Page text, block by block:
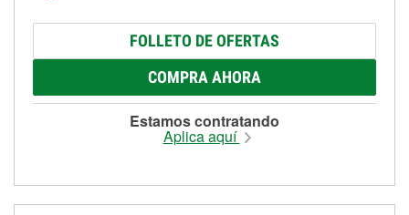
FOLLETO DE OFERTAS
COMPRA AHORA
Estamos contratando
Aplica aquí